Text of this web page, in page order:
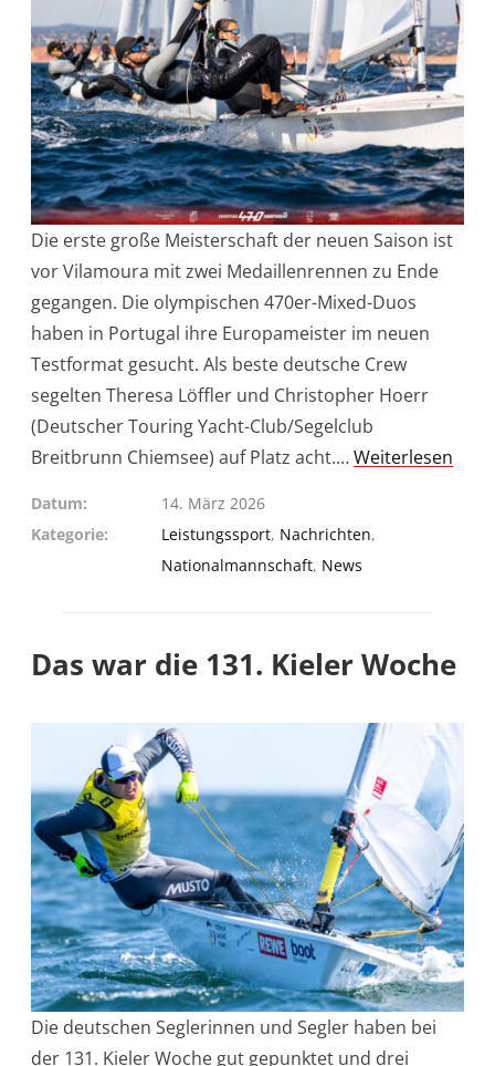
Die erste große Meisterschaft der neuen Saison ist
vor Vilamoura mit zwei Medaillenrennen zu Ende
gegangen. Die olympischen 470er-Mixed-Duos
haben in Portugal ihre Europameister im neuen
Testformat gesucht. Als beste deutsche Crew
segelten Theresa Löffler und Christopher Hoerr
(Deutscher Touring Yacht-Club/Segelclub
Breitbrunn Chiemsee) auf Platz acht.…Weiterlesen
Datum
14. März 2026
Kategorie
Leistungssport, Nachrichten,
Nationalmannschaft, News
Das war die 131. Kieler Woche
Die deutschen Seglerinnen und Segler haben bei
der 131. Kieler Woche gut gepunktet und drei